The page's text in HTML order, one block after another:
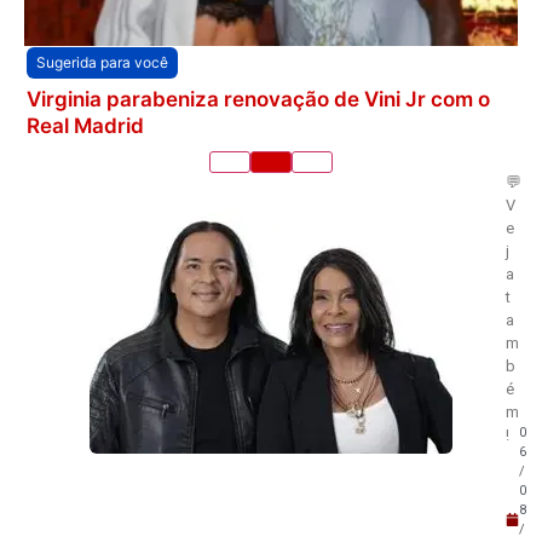
Sugerida para você
Virginia parabeniza renovação de Vini Jr com o
Real Madrid
💬
V
e
j
a
t
a
m
b
é
m
!
0
6
/
0
8
/